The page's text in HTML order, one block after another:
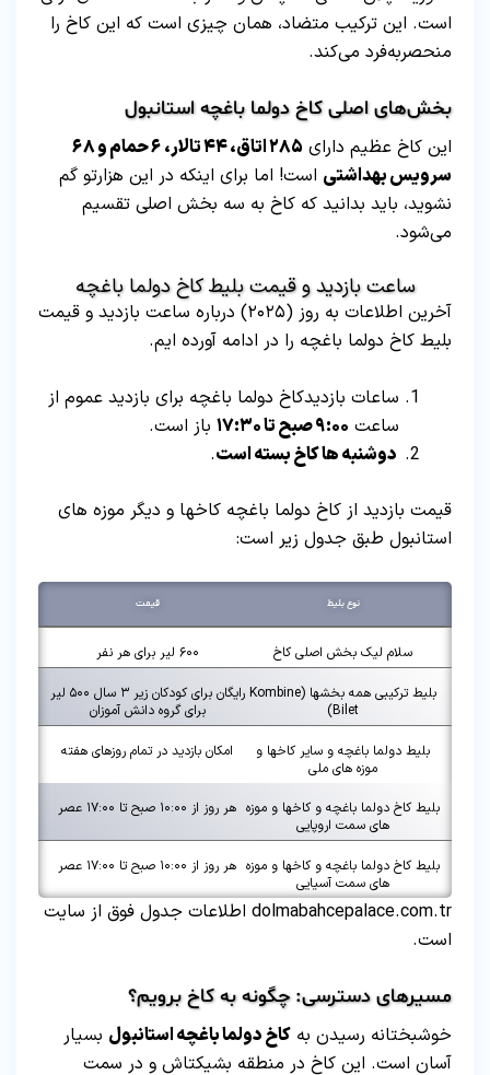
است. این ترکیب متضاد، همان چیزی است که این کاخ را
منحصر‌به‌فرد می‌کند.
بخش‌های اصلی کاخ دولما باغچه استانبول
این کاخ عظیم دارای
۲۸۵ اتاق، ۴۴ تالار، ۶ حمام و ۶۸
سرویس بهداشتی است! اما برای اینکه در این هزارتو گم
نشوید، باید بدانید که کاخ به سه بخش اصلی تقسیم
می‌شود.
ساعت بازدید و قیمت بلیط کاخ دولما باغچه
آخرین اطلاعات به روز (۲۰۲۵) درباره ساعت بازدید و قیمت
بلیط کاخ دولما باغچه را در ادامه آورده ایم.
ساعات بازدیدکاخ دولما باغچه برای بازدید عموم از
ساعت ۹:۰۰ صبح تا ۱۷:۳۰
باز است.
دوشنبه ها کاخ بسته است.
قیمت بازدید از کاخ دولما باغچه کاخها و دیگر موزه های
استانبول طبق جدول زیر است:
نوع بليط قیمت
سلام لیک بخش اصلی کاخ ۶۰۰ لیر برای هر نفر
بلیط ترکیبی همه بخشها (Kombine
Bilet)
رایگان برای کودکان زیر ۳ سال ۵۰۰ لیر
برای گروه دانش آموزان
بلیط دولما باغچه و سایر کاخها و
موزه های ملی
امکان بازدید در تمام روزهای هفته
بلیط کاخ دولما باغچه و کاخها و موزه
های سمت اروپایی
هر روز از ۱۰:۰۰ صبح تا ۱۷:۰۰ عصر
بلیط کاخ دولما باغچه و کاخها و موزه
های سمت آسیایی
هر روز از ۱۰:۰۰ صبح تا ۱۷:۰۰ عصر
dolmabahcepalace.com.tr اطلاعات جدول فوق از سایت
است.
مسیرهای دسترسی: چگونه به کاخ برویم؟
خوشبختانه رسیدن به کاخ دولما باغچه استانبول بسیار
آسان است. این کاخ در منطقه بشیکتاش و در سمت